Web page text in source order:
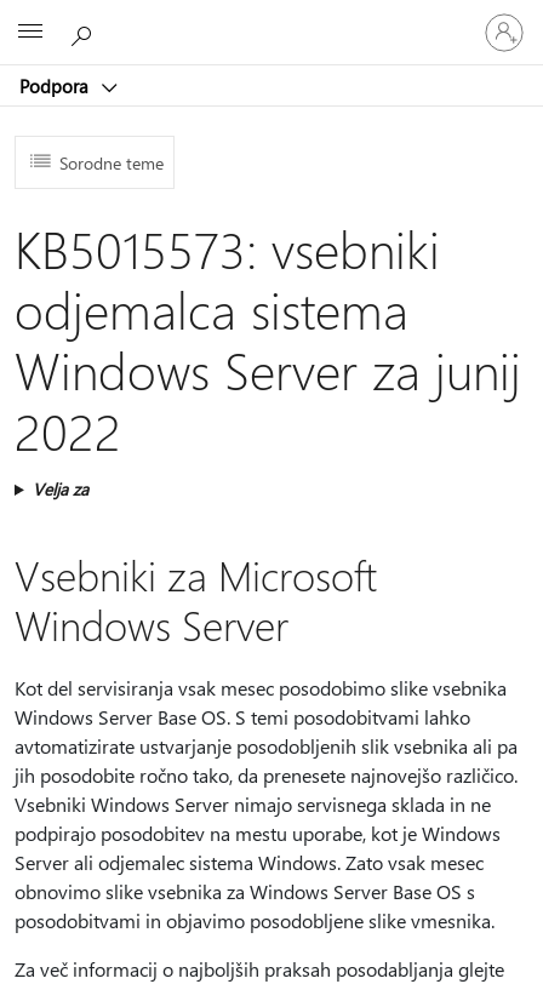
Podpora
Vpišite
se
v
račun
Sorodne teme
KB5015573: vsebniki
odjemalca sistema
Windows Server za junij
2022
Velja za
Vsebniki za Microsoft
Windows Server
Kot del servisiranja vsak mesec posodobimo slike vsebnika
Windows Server Base OS. S temi posodobitvami lahko
avtomatizirate ustvarjanje posodobljenih slik vsebnika ali pa
jih posodobite ročno tako, da prenesete najnovejšo različico.
Vsebniki Windows Server nimajo servisnega sklada in ne
podpirajo posodobitev na mestu uporabe, kot je Windows
Server ali odjemalec sistema Windows. Zato vsak mesec
obnovimo slike vsebnika za Windows Server Base OS s
posodobitvami in objavimo posodobljene slike vmesnika.
Za več informacij o najboljših praksah posodabljanja glejte